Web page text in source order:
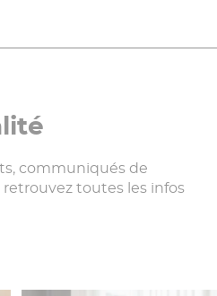
communiqués de
retrouvez toutes les infos